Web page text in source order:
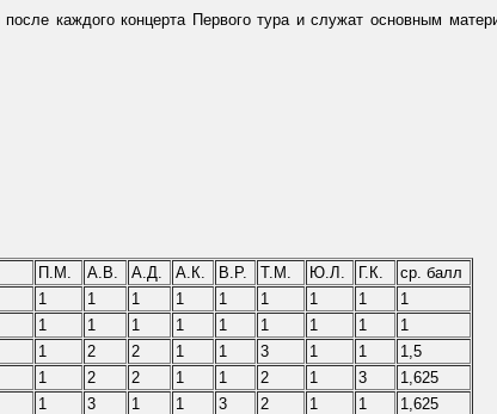
после каждого концерта Первого тура и служат основным
П.М.
А.В. А.Д. А.К. В.Р. Т.М. Ю.Л. Г.К.
ср. балл
1 1 1 1 1 1 1 1
1
1 1 1 1 1 1 1 1
1
1 2 2 1 1 3 1 1
1,5
1 2 2 1 1 2 1 3
1,625
1 3 1 1 3 2 1 1
1,625